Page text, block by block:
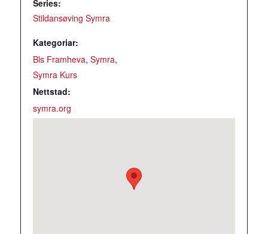
Series:
Stildansøving Symra
Kategoriar:
Bls Framheva, Symra,
Symra Kurs
Nettstad:
symra.org